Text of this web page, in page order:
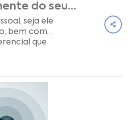
do seu
seja ele
bem como
que
espírito
bem
para